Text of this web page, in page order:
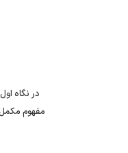
در نگاه
مفهوم